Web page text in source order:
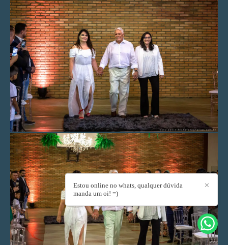
✕
Estou online no whats, qualquer dúvida
manda um oi! =)